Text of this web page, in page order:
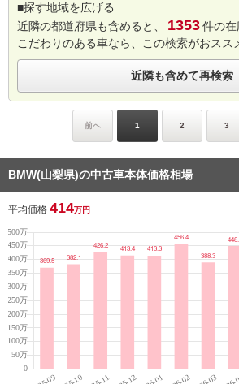
■探す地域を広げる
近隣の都道府県も含めると、
1353件の在
こだわりのある車なら、この検索がおスス
近隣も含めて再検索
前へ 1 2 3
BMW(山梨県)の中古車本体価格相場
平均価格 414万円